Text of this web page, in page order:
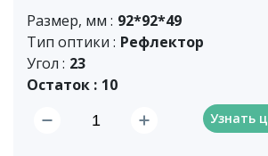
Размер, мм : 92*92*49
Тип оптики : Рефлектор
Угол : 23
Остаток : 10
Узнать